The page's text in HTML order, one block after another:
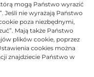
mogą Państwo wyrazić
Jeśli nie wyrażają Państwo
poza niezbędnymi,
Mają także Państwo
plików cookie, poprzez
cookies można
znajdziecie Państwo w